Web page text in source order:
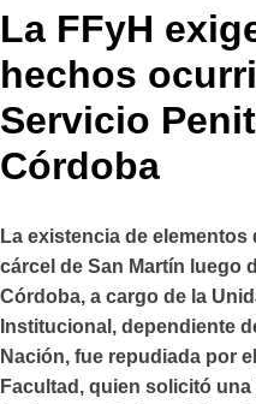
La FFyH
hechos
Servicio
Córdoba
La existencia de
cárcel de San Martín luego
Córdoba, a cargo de la
Institucional, dependiente
Nación, fue repudiada por
Facultad, quien solicitó